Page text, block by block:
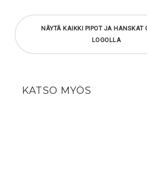
NÄYTÄ KAIKKI PIPOT JA HANSKAT
LOGOLLA
KATSO MYÖS